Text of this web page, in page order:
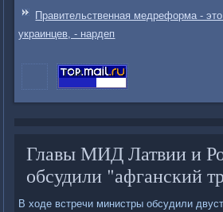
Правительственная медреформа -
украинцев, - нардеп
Главы МИД Латвии и
обсудили "афганский
В хοде встречи министры обсудили